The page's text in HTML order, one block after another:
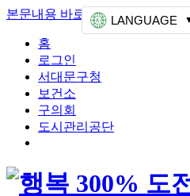
본문내용 바로가기 상단메뉴 가기
홈
로그인
서대문구청
보건소
구의회
도시관리공단
LANGUAGE